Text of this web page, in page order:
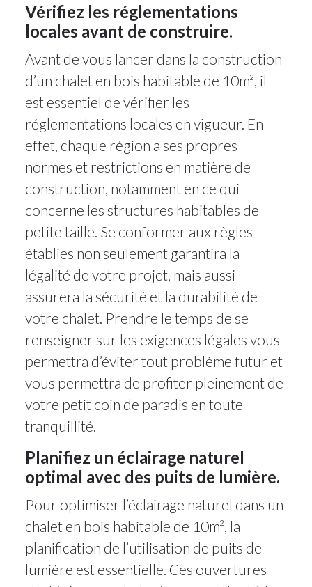
Vérifiez les réglementations
locales avant de construire.
Avant de vous lancer dans la construction
d’un chalet en bois habitable de 10m², il
est essentiel de vérifier les
réglementations locales en vigueur. En
effet, chaque région a ses propres
normes et restrictions en matière de
construction, notamment en ce qui
concerne les structures habitables de
petite taille. Se conformer aux règles
établies non seulement garantira la
légalité de votre projet, mais aussi
assurera la sécurité et la durabilité de
votre chalet. Prendre le temps de se
renseigner sur les exigences légales vous
permettra d’éviter tout problème futur et
vous permettra de profiter pleinement de
votre petit coin de paradis en toute
tranquillité.
Planifiez un éclairage naturel
optimal avec des puits de lumière.
Pour optimiser l’éclairage naturel dans un
chalet en bois habitable de 10m², la
planification de l’utilisation de puits de
lumière est essentielle. Ces ouvertures